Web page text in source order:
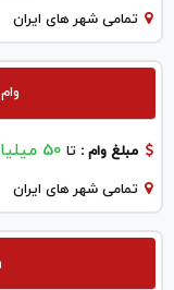
تمامی شهر های ایران
وام
مبلغ وام : تا 50 میلیارد
تمامی شهر های ایران